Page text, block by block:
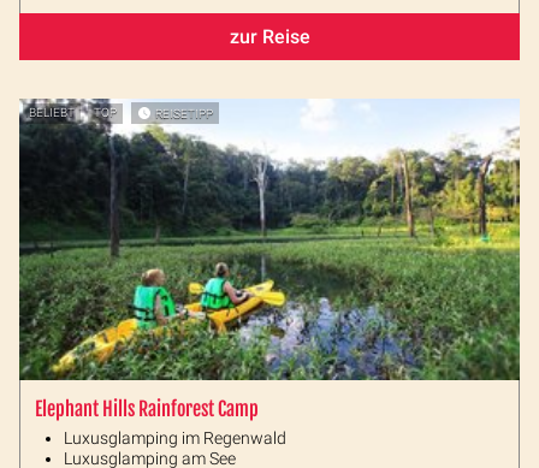
zur Reise
BELIEBT TOP REISETIPP
Elephant Hills Rainforest Camp
Luxusglamping im Regenwald
Luxusglamping am See